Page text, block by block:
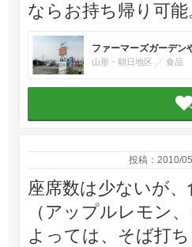
ならお持ち帰り可能
ファーマーズガーデン
山形・朝日地区 食品
投稿：2010/
座席数は少ないが
（アップルレモン
よっては、そば打